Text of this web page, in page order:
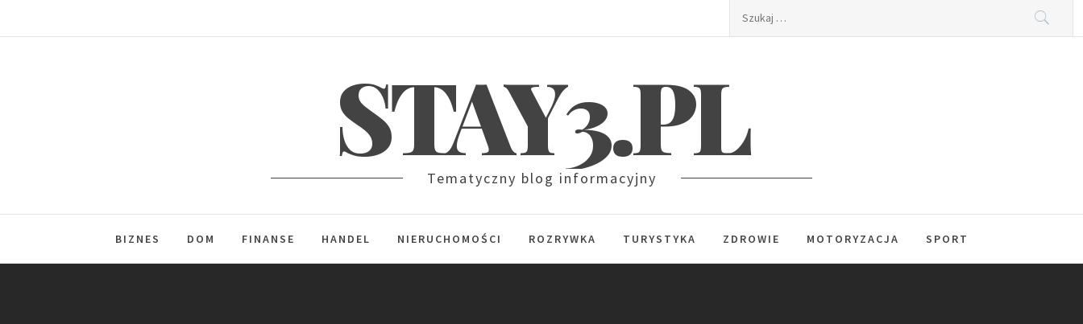
Szukaj:
STAY3.PL
Tematyczny blog informacyjny
BIZNES DOM FINANSE HANDEL NIERUCHOMOŚCI ROZRYWKA TURYSTYKA ZDROWIE MOTORYZACJA SPORT